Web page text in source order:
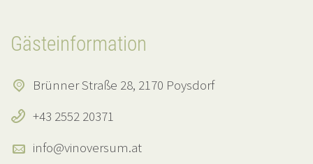
Gästeinformation
Brünner Straße 28, 2170 Poysdorf
+43 2552 20371
info@vinoversum.at